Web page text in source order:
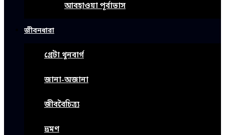
আবহাওয়া পূর্বাভাস
জীবনধারা
গ্রেটা থুনবার্গ
জানা-অজানা
জীববৈচিত্র্য
ভ্রমণ